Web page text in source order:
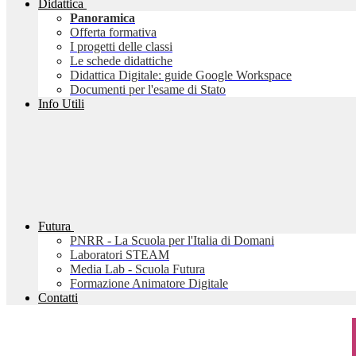
Didattica
Panoramica
Offerta formativa
I progetti delle classi
Le schede didattiche
Didattica Digitale: guide Google Workspace
Documenti per l'esame di Stato
Info Utili
Futura
PNRR - La Scuola per l'Italia di Domani
Laboratori STEAM
Media Lab - Scuola Futura
Formazione Animatore Digitale
Contatti